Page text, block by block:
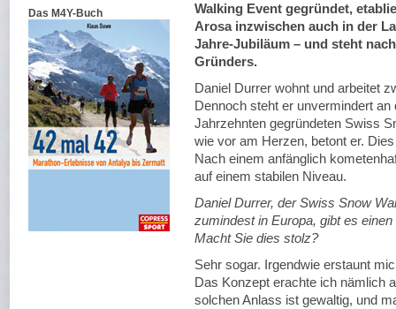
Das M4Y-Buch
Walking Event gegründet,
Arosa inzwischen auch in der
Jahre-Jubiläum – und steht
Gründers.
Daniel Durrer wohnt und arbeitet
Dennoch steht er unvermindert
Jahrzehnten gegründeten Swiss
wie vor am Herzen, betont er.
Nach einem anfänglich
auf einem stabilen Niveau.
Daniel Durrer, der Swiss Snow
zumindest in Europa, gibt es
Macht Sie dies stolz?
Sehr sogar. Irgendwie erstaunt
Das Konzept erachte ich nämlich
solchen Anlass ist gewaltig, und